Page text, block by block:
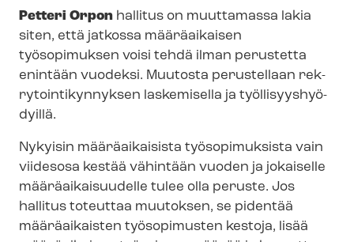
Petteri Orpon hallitus on muuttamassa lakia
siten, että jatkossa määräaikaisen
työsopimuksen voisi tehdä ilman perustetta
enintään vuodeksi. Muutosta perustellaan rek­
ry­toin­ti­kyn­nyk­sen laskemisella ja työl­li­syys­hyö­
dyil­lä.
Nykyisin määräaikaisista työsopimuksista vain
viidesosa kestää vähintään vuoden ja jokaiselle
mää­rä­ai­kai­suu­del­le tulee olla peruste. Jos
hallitus toteuttaa muutoksen, se pidentää
määräaikaisten työsopimusten kestoja, lisää